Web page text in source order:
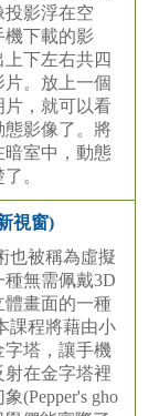
投影浮在空
機下載的影
上下左右共四
。放上一個
片，就可以看
態影像了。將
暗室中，動態
。
視窗)
也被稱為虛擬
種無需佩戴3D
體畫面的一種
課程將藉由小
字塔，讓手機
在金字塔裡
(Pepper's gho